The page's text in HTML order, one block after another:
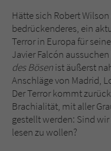
Hätte sich Robert
bedrückenderes, ein
Terror in Europa für
Javier Falcón
des Bösenist äußerst
Anschläge von Madrid,
Der Terror kommt
Brachialität, mit aller
gestellt werden: Sind
lesen zu wollen?
Zweck
Dieses